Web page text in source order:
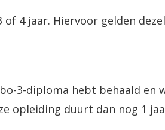
4 jaar. Hiervoor gelden
3-diploma hebt behaald en
opleiding duurt dan nog 1